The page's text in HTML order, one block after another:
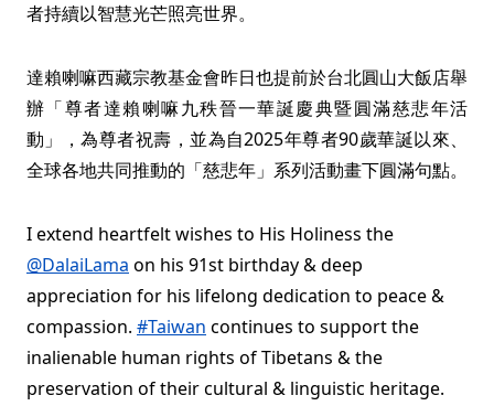
者持續以智慧光芒照亮世界。
達賴喇嘛西藏宗教基金會昨日也提前於台北圓山大飯店舉
辦「尊者達賴喇嘛九秩晉一華誕慶典暨圓滿慈悲年活
動」，為尊者祝壽，並為自2025年尊者90歲華誕以來、
全球各地共同推動的「慈悲年」系列活動畫下圓滿句點。
I extend heartfelt wishes to His Holiness the
@DalaiLama on his 91st birthday & deep
appreciation for his lifelong dedication to peace &
compassion. #Taiwan continues to support the
inalienable human rights of Tibetans & the
preservation of their cultural & linguistic heritage.